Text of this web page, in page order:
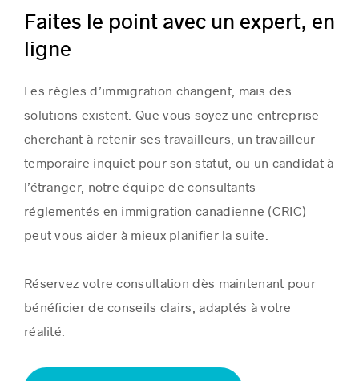
Faites le point avec un expert, en
ligne
Les règles d’immigration changent, mais des
solutions existent. Que vous soyez une entreprise
cherchant à retenir ses travailleurs, un travailleur
temporaire inquiet pour son statut, ou un candidat à
l’étranger, notre équipe de consultants
réglementés en immigration canadienne (CRIC)
peut vous aider à mieux planifier la suite.
Réservez votre consultation dès maintenant pour
bénéficier de conseils clairs, adaptés à votre
réalité.